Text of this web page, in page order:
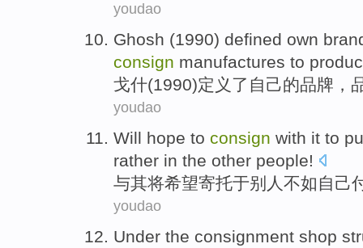
youdao
Ghosh (1990) defined own
consign manufactures to
戈什(1990)定义了 自己的品牌 ，
youdao
Will hope to consign with it to
rather in the other people!
与其将希望寄托于别人 不如 自己
youdao
Under the consignment shop